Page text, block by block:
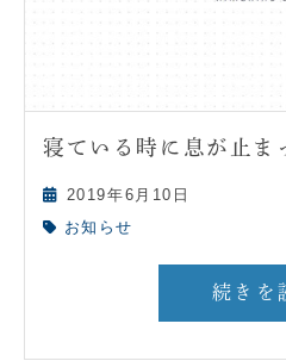
寝ている時に息が止ま
2019年6月10日
お知らせ
続きを